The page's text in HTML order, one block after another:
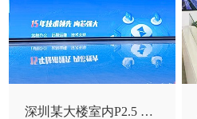
深圳某大楼室内P2.5 LED显示屏项目